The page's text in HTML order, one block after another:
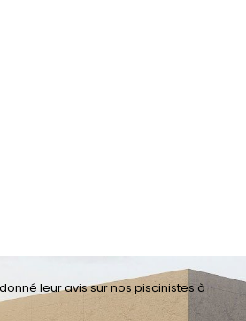
leuravis sur nos piscinistes à